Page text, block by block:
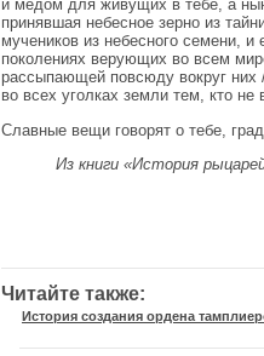
и медом для живущих в тебе, а
принявшая небесное зерно из
мучеников из небесного семени,
поколениях верующих во всем
рассыпающей повсюду вокруг них
во всех уголках земли тем, кто
Славные вещи говорят о тебе,
Из книги «История
Читайте также:
История создания ордена